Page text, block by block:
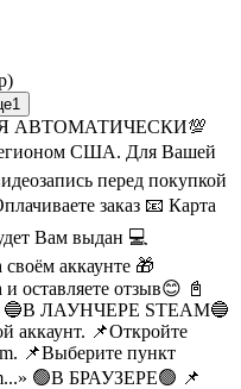
1
АВТОМАТИЧЕСКИ💯
регионом США. Для Вашей
перед покупкой
заказ 📧 Карта
Вам выдан 💻
аккаунте 🎁
оставляете отзыв😊 📓
🔵В ЛАУНЧЕРЕ STEAM🔵
аккаунт. 📌Откройте
📌Выберите пункт
🟢В БРАУЗЕРЕ🟢 📌